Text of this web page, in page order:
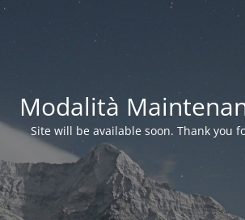
Modalità
Site will be available soon. Thank you